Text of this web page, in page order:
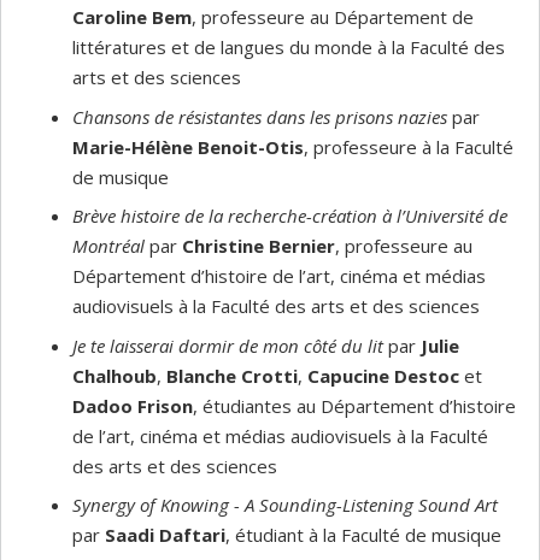
Caroline Bem, professeure au Département de
littératures et de langues du monde à la Faculté des
arts et des sciences
Chansons de résistantes dans les prisons nazies par
Marie-Hélène Benoit-Otis, professeure à la Faculté
de musique
Brève histoire de la recherche-création à l’Université de
Montréal par Christine Bernier, professeure au
Département d’histoire de l’art, cinéma et médias
audiovisuels à la Faculté des arts et des sciences
Je te laisserai dormir de mon côté du litpar Julie
Chalhoub, Blanche Crotti, Capucine Destoc et
Dadoo Frison, étudiantes au Département d’histoire
de l’art, cinéma et médias audiovisuels à la Faculté
des arts et des sciences
Synergy of Knowing - A Sounding-Listening Sound Art
par Saadi Daftari, étudiant à la Faculté de musique